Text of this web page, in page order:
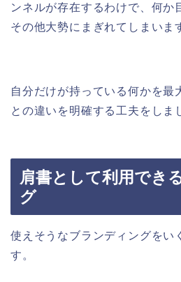
ンネルが存在するわけで、何か
その他大勢にまぎれてしまいま
自分だけが持っている何かを最
との違いを明確する工夫をしま
肩書として利用でき
グ
使えそうなブランディングをい
す。